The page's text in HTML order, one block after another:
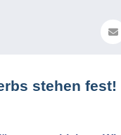
stehen fest!